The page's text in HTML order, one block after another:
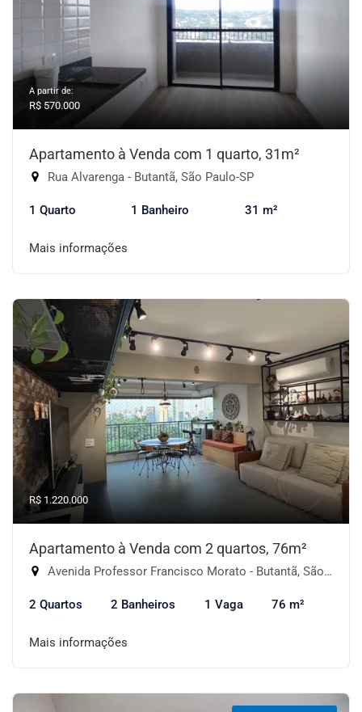
A partir de:
R$ 570.000
Apartamento à Venda com 1 quarto, 31m²
Rua Alvarenga - Butantã, São Paulo-SP
1 Quarto 1 Banheiro 31 m²
Mais informações
R$ 1.220.000
Apartamento à Venda com 2 quartos, 76m²
Avenida Professor Francisco Morato - Butantã, São Paulo-SP
2 Quartos 2 Banheiros 1 Vaga 76 m²
Mais informações